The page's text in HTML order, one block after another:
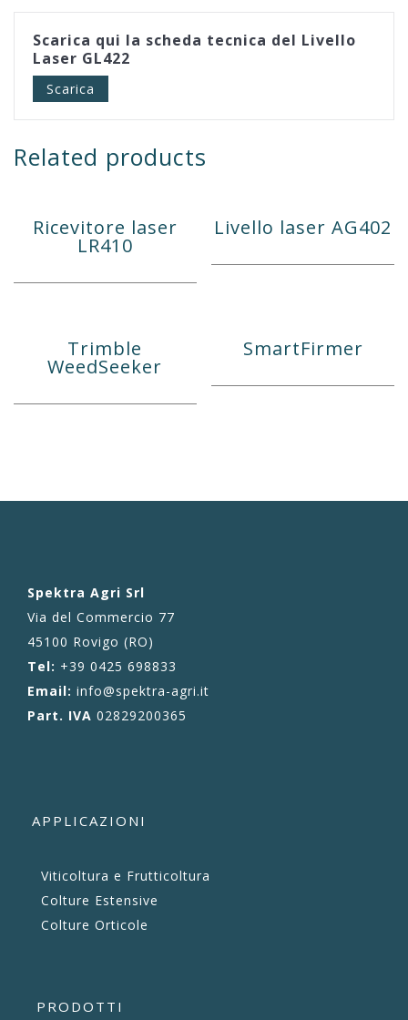
Scarica qui la scheda tecnica del Livello
Laser GL422
Scarica
Related products
Ricevitore laser
LR410
Livello laser AG402
Trimble
WeedSeeker
SmartFirmer
Spektra Agri Srl
Via del Commercio 77
45100 Rovigo (RO)
Tel: +39 0425 698833
Email: info@spektra-agri.it
Part. IVA 02829200365
APPLICAZIONI
Viticoltura e Frutticoltura
Colture Estensive
Colture Orticole
PRODOTTI